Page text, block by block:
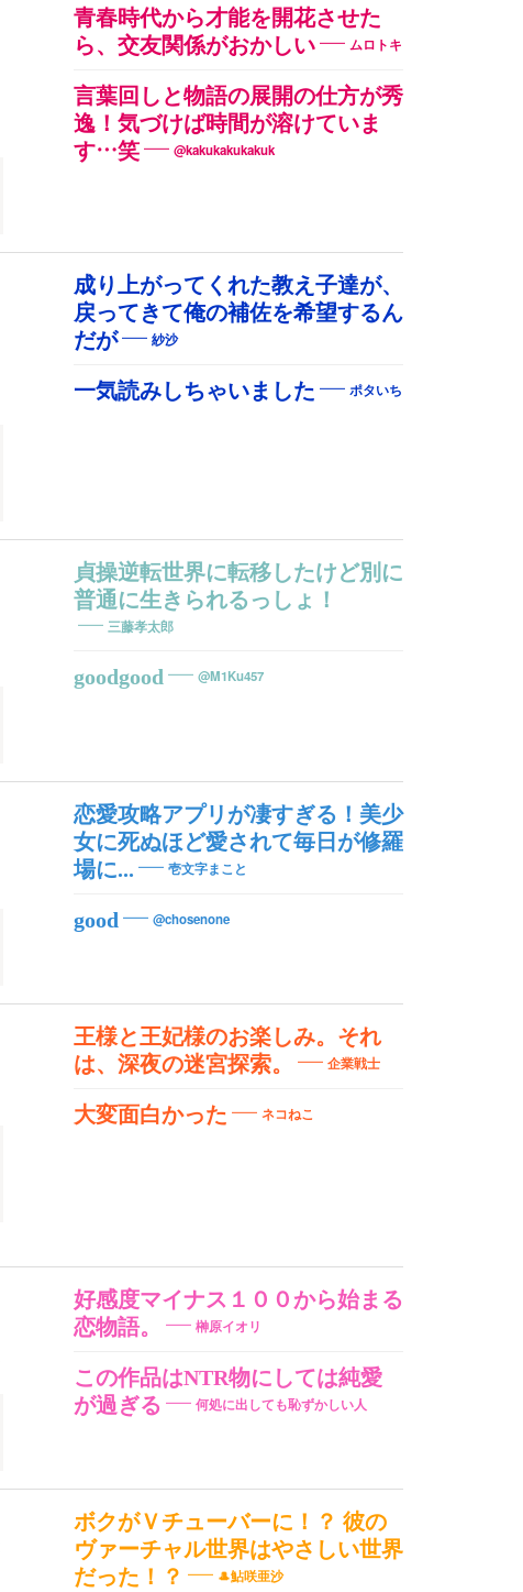
青春時代から才能を開花させた
ら、交友関係がおかしい
ムロトキ
言葉回しと物語の展開の仕方が秀
逸！気づけば時間が溶けていま
す…笑
@kakukakukakuk
成り上がってくれた教え子達が、
戻ってきて俺の補佐を希望するん
だが
紗沙
一気読みしちゃいました ポタいち
貞操逆転世界に転移したけど別に
普通に生きられるっしょ！
三藤孝太郎
goodgood @M1Ku457
恋愛攻略アプリが凄すぎる！美少
女に死ぬほど愛されて毎日が修羅
場に...
壱文字まこと
good @chosenone
王様と王妃様のお楽しみ。それ
は、深夜の迷宮探索。
企業戦士
大変面白かった ネコねこ
好感度マイナス１００から始まる
恋物語。
榊原イオリ
この作品はNTR物にしては純愛
が過ぎる
何処に出しても恥ずかしい人
ボクがＶチューバーに！？ 彼の
ヴァーチャル世界はやさしい世界
だった！？
🎩鮎咲亜沙